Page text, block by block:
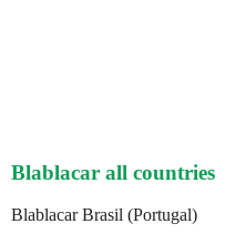
Blablacar all countries
Blablacar Brasil (Portugal)